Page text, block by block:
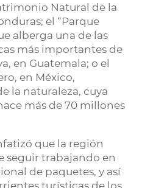
Natural de la
el “Parque
alberga una de las
más importantes de
en Guatemala; o el
en México,
la naturaleza, cuya
más de 70 millones
que la región
seguir trabajando en
de paquetes, y así
turísticas de los